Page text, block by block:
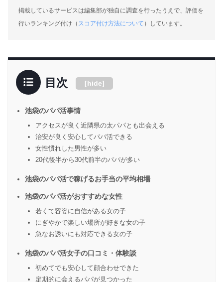
掲載しているサービスは編集部が独自に調査を行ったうえで、評価を
行いランキング付け（ スコア付け方法について ）しています。
目次 [hide]
池袋のパパ活事情
アクセスが良く近隣県の太パパとも出会える
治安が良く安心してパパ活できる
女性慣れした男性が多い
20代後半から30代前半のパパが多い
池袋のパパ活で稼げるお手当の平均相場
池袋のパパ活がおすすめな女性
若くて容姿に自信がある女の子
にぎやかで楽しい場所が好きな女の子
急なお誘いにも対応できる女の子
池袋のパパ活女子の口コミ・体験談
初めてでも安心して顔合わせできた
定期的に会えるパパが見つかった